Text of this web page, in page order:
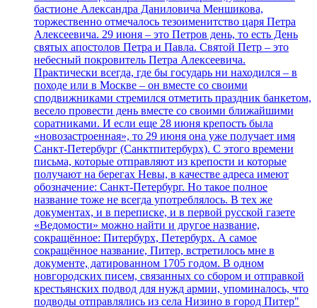
бастионе Александра Даниловича Меншикова,
торжественно отмечалось тезоименитство царя Петра
Алексеевича. 29 июня – это Петров день, то есть День
святых апостолов Петра и Павла. Святой Петр – это
небесный покровитель Петра Алексеевича.
Практически всегда, где бы государь ни находился – в
походе или в Москве – он вместе со своими
сподвижниками стремился отметить праздник банкетом,
весело провести день вместе со своими ближайшими
соратниками. И если еще 28 июня крепость была
«новозастроенная», то 29 июня она уже получает имя
Санкт-Петербург (Санктпитербурх). С этого времени
письма, которые отправляют из крепости и которые
получают на берегах Невы, в качестве адреса имеют
обозначение: Санкт-Петербург. Но такое полное
название тоже не всегда употреблялось. В тех же
документах, и в переписке, и в первой русской газете
«Ведомости» можно найти и другое название,
сокращённое: Питербурх, Петербурх. А самое
сокращённое название, Питер, встретилось мне в
документе, датированном 1705 годом. В одном
новгородских писем, связанных со сбором и отправкой
крестьянских подвод для нужд армии, упоминалось, что
подводы отправлялись из села Низино в город Питер"